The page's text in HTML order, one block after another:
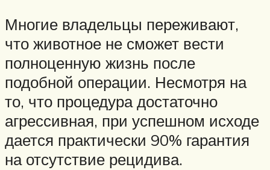
Многие владельцы переживают,
что животное не сможет вести
полноценную жизнь после
подобной операции. Несмотря на
то, что процедура достаточно
агрессивная, при успешном исходе
дается практически 90% гарантия
на отсутствие рецидива.